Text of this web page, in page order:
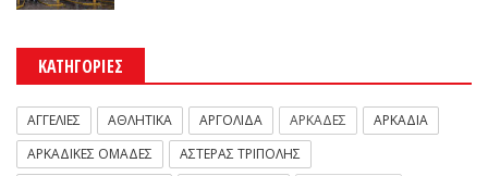
ΚΑΤΗΓΟΡΙΕΣ
ΑΓΓΕΛΙΕΣ ΑΘΛΗΤΙΚΑ ΑΡΓΟΛΙΔΑ ΑΡΚΑΔΕΣ
ΑΡΚΑΔΙΑ
ΑΡΚΑΔΙΚΕΣ ΟΜΑΔΕΣ
ΑΣΤΕΡΑΣ ΤΡΙΠΟΛΗΣ